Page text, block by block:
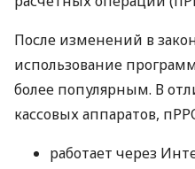
После изменений в
использование
более популярным. В
кассовых аппаратов,
работает через